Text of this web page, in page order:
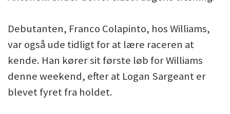
Debutanten, Franco Colapinto, hos Williams,
var også ude tidligt for at lære raceren at
kende. Han kører sit første løb for Williams
denne weekend, efter at Logan Sargeant er
blevet fyret fra holdet.